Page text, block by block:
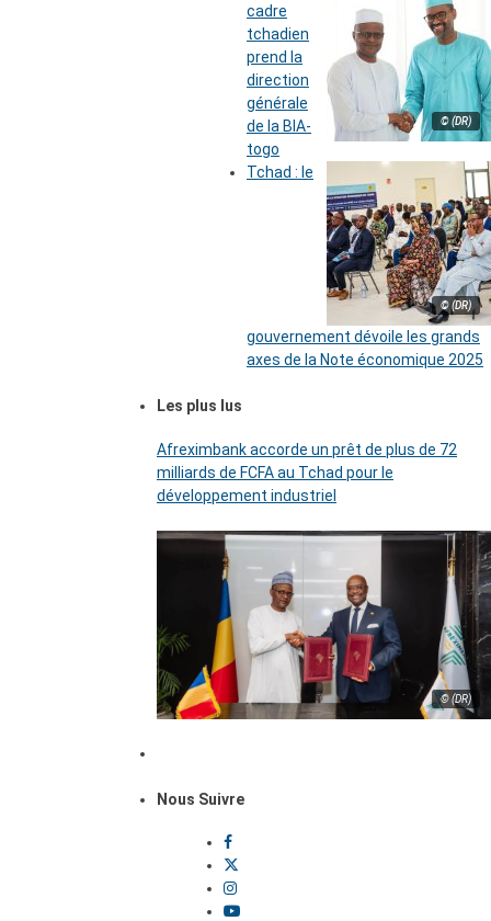
© (DR)
cadre
tchadien
prend la
direction
générale
de la BIA-
togo
© (DR)
Tchad : le
gouvernement dévoile les grands
axes de la Note économique 2025
Les plus lus
Afreximbank accorde un prêt de plus de 72
milliards de FCFA au Tchad pour le
développement industriel
© (DR)
Nous Suivre